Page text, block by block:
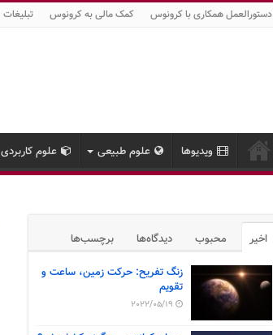
دستورالعمل همکاری با کرونوس کمک مالی به کرونوس تبلیغات
ویدیوها علوم طبیعی علوم کاربردی
اخیر محبوب دیدگاه‌ها برچسب‌ها
زنگ تفریح: حرکت زمین، ساعت و
تقویم
2022/05/19